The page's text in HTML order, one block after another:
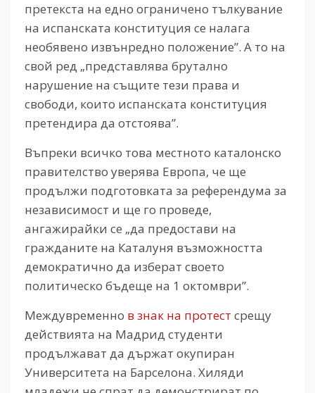
претекста на едно ограничено тълкувание
на испанската конституция се налага
необявено извънредно положение”. А то на
свой ред „представлява брутално
нарушение на същите тези права и
свободи, които испанската конституция
претендира да отстоява”.
Въпреки всичко това местното каталонско
правителство уверява Европа, че ще
продължи подготовката за референдума за
независимост и ще го проведе,
ангажирайки се „да предостави на
гражданите на Каталуня възможността
демократично да изберат своето
политическо бъдеще на 1 октомври”.
Междувременно в знак на протест срещу
действията на Мадрид студенти
продължават да държат окупиран
Университета на Барселона. Хиляди